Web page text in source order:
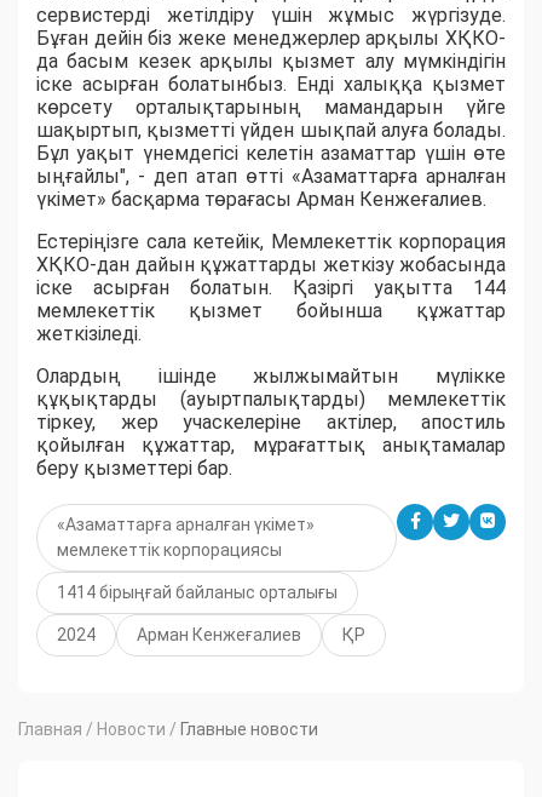
сервистерді жетілдіру үшін жұмыс жүргізуде.
Бұған дейін біз жеке менеджерлер арқылы ХҚКО-
да басым кезек арқылы қызмет алу мүмкіндігін
іске асырған болатынбыз. Енді халыққа қызмет
көрсету орталықтарының мамандарын үйге
шақыртып, қызметті үйден шықпай алуға болады.
Бұл уақыт үнемдегісі келетін азаматтар үшін өте
ыңғайлы", - деп атап өтті «Азаматтарға арналған
үкімет» басқарма төрағасы Арман Кенжеғалиев.
Естеріңізге сала кетейік, Мемлекеттік корпорация
ХҚКО-дан дайын құжаттарды жеткізу жобасында
іске асырған болатын. Қазіргі уақытта 144
мемлекеттік қызмет бойынша құжаттар
жеткізіледі.
Олардың ішінде жылжымайтын мүлікке
құқықтарды (ауыртпалықтарды) мемлекеттік
тіркеу, жер учаскелеріне актілер, апостиль
қойылған құжаттар, мұрағаттық анықтамалар
беру қызметтері бар.
«Азаматтарға арналған үкімет»
мемлекеттік корпорациясы
1414 бірыңғай байланыс орталығы
2024 Арман Кенжеғалиев ҚР
Главная / Новости / Главные новости